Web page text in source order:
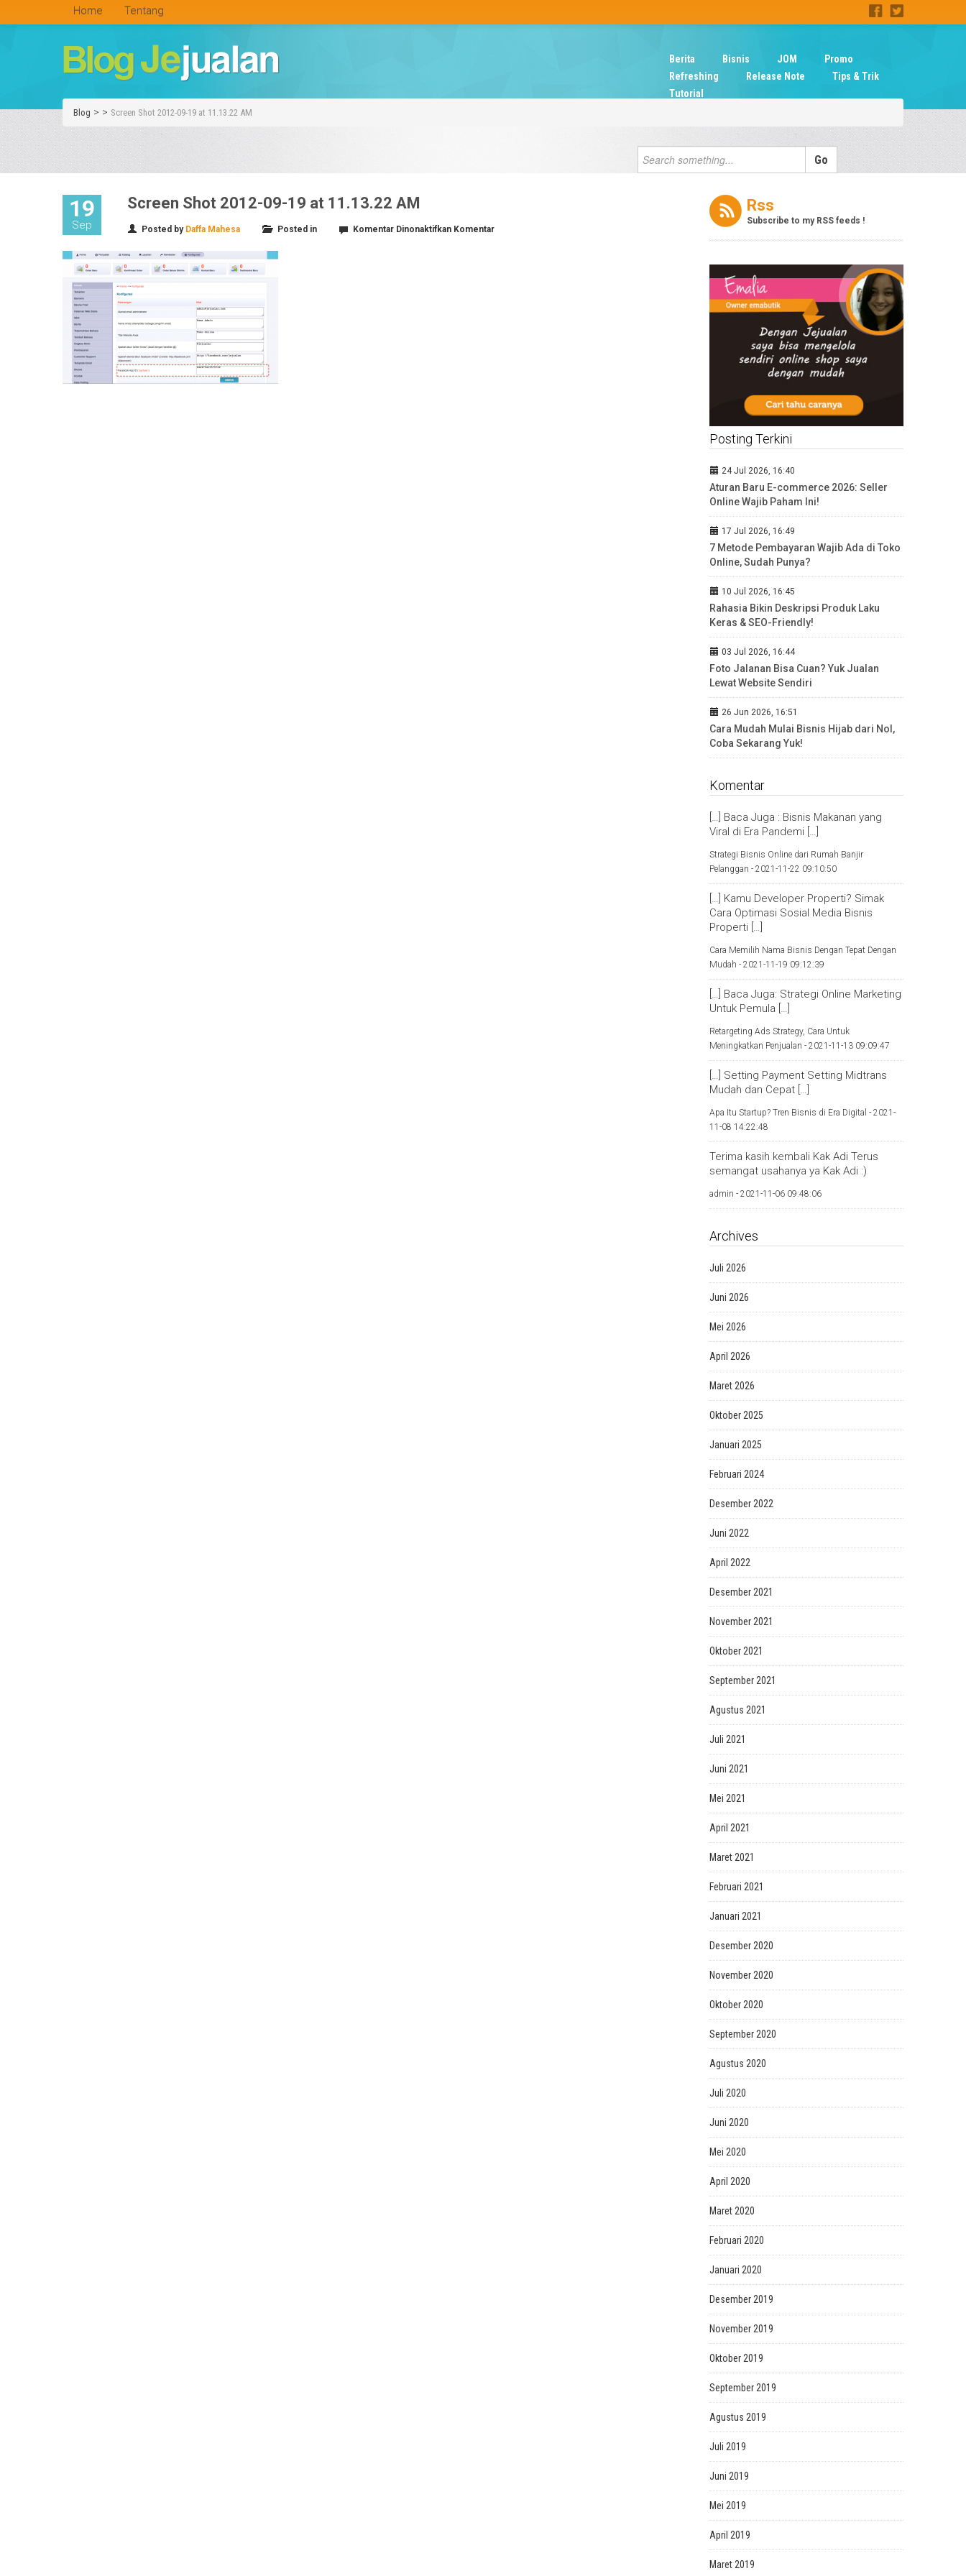
Home Tentang
Berita Bisnis JOM
Promo
Refreshing
Release Note
Tips & Trik
Tutorial
Blog > > Screen Shot 2012-09-19 at 11.13.22 AM
19
Sep
Screen Shot 2012-09-19 at 11.13.22 AM
Posted by Daffa Mahesa Posted in Komentar Dinonaktifkanpada
Komentar
Rss
Subscribe to my RSS feeds !
Posting Terkini
24 Jul 2026, 16:40
Aturan Baru E-commerce 2026: Seller
Online Wajib Paham Ini!
17 Jul 2026, 16:49
7 Metode Pembayaran Wajib Ada di Toko
Online, Sudah Punya?
10 Jul 2026, 16:45
Rahasia Bikin Deskripsi Produk Laku
Keras & SEO-Friendly!
03 Jul 2026, 16:44
Foto Jalanan Bisa Cuan? Yuk Jualan
Lewat Website Sendiri
26 Jun 2026, 16:51
Cara Mudah Mulai Bisnis Hijab dari Nol,
Coba Sekarang Yuk!
Komentar
[…] Baca Juga : Bisnis Makanan yang
Viral di Era Pandemi […]
Strategi Bisnis Online dari Rumah Banjir
Pelanggan - 2021-11-22 09:10:50
[…] Kamu Developer Properti? Simak
Cara Optimasi Sosial Media Bisnis
Properti […]
Cara Memilih Nama Bisnis Dengan Tepat Dengan
Mudah - 2021-11-19 09:12:39
[…] Baca Juga: Strategi Online Marketing
Untuk Pemula […]
Retargeting Ads Strategy, Cara Untuk
Meningkatkan Penjualan - 2021-11-13 09:09:47
[…] Setting Payment Setting Midtrans
Mudah dan Cepat […]
Apa Itu Startup? Tren Bisnis di Era Digital - 2021-
11-08 14:22:48
Terima kasih kembali Kak Adi Terus
semangat usahanya ya Kak Adi :)
admin - 2021-11-06 09:48:06
Archives
Juli 2026
Juni 2026
Mei 2026
April 2026
Maret 2026
Oktober 2025
Januari 2025
Februari 2024
Desember 2022
Juni 2022
April 2022
Desember 2021
November 2021
Oktober 2021
September 2021
Agustus 2021
Juli 2021
Juni 2021
Mei 2021
April 2021
Maret 2021
Februari 2021
Januari 2021
Desember 2020
November 2020
Oktober 2020
September 2020
Agustus 2020
Juli 2020
Juni 2020
Mei 2020
April 2020
Maret 2020
Februari 2020
Januari 2020
Desember 2019
November 2019
Oktober 2019
September 2019
Agustus 2019
Juli 2019
Juni 2019
Mei 2019
April 2019
Maret 2019